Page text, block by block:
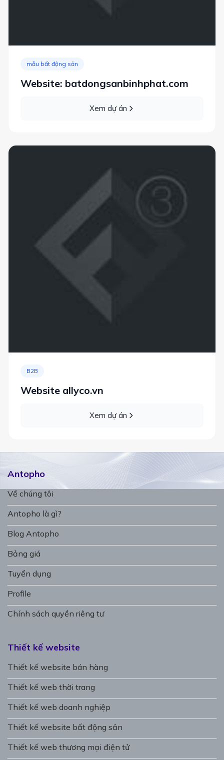
mẫu bất động sản
Website: batdongsanbinhphat.com
Xem dự án
B2B
Website allyco.vn
Xem dự án
Antopho
Về chúng tôi
Antopho là gì?
Blog Antopho
Bảng giá
Tuyển dụng
Profile
Chính sách quyền riêng tư
Thiết kế website
Thiết kế website bán hàng
Thiết kế web thời trang
Thiết kế web doanh nghiệp
Thiết kế website bất động sản
Thiết kế web thương mại điện tử